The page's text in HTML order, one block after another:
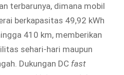
terbarunya, dimana mobil
berkapasitas 49,92 kWh
410 km, memberikan
sehari-hari maupun
Dukungan DC fast